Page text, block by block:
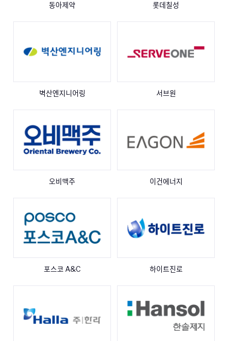
동아제약 롯데칠성
벽산엔지니어링 서브원
오비맥주 이건에너지
포스코 A&C 하이트진로